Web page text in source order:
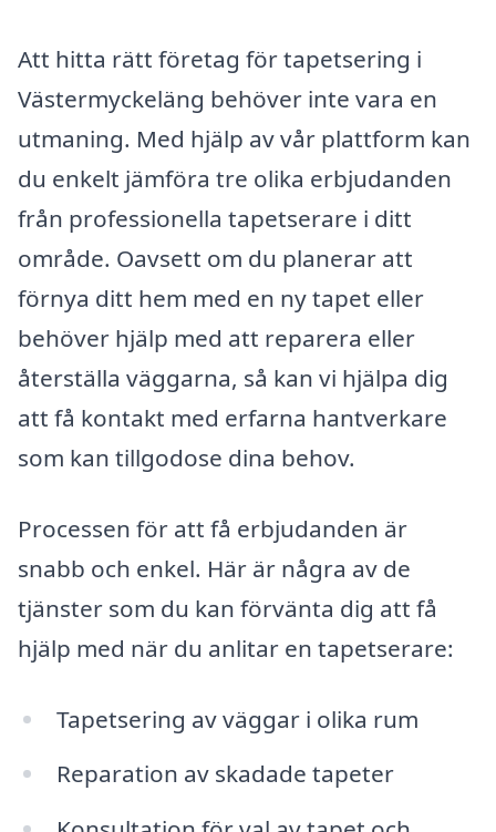
Att hitta rätt företag för tapetsering i
Västermyckeläng behöver inte vara en
utmaning. Med hjälp av vår plattform kan
du enkelt jämföra tre olika erbjudanden
från professionella tapetserare i ditt
område. Oavsett om du planerar att
förnya ditt hem med en ny tapet eller
behöver hjälp med att reparera eller
återställa väggarna, så kan vi hjälpa dig
att få kontakt med erfarna hantverkare
som kan tillgodose dina behov.
Processen för att få erbjudanden är
snabb och enkel. Här är några av de
tjänster som du kan förvänta dig att få
hjälp med när du anlitar en tapetserare:
Tapetsering av väggar i olika rum
Reparation av skadade tapeter